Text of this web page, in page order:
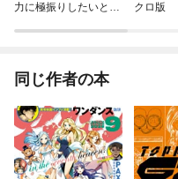
力に極振りしたいと思
クロ版
同じ作者の本